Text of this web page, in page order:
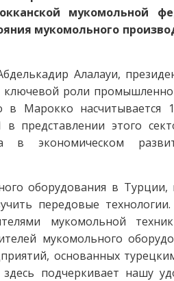
мукомольной
мукомольного
Алалауи,
ключевой роли
Марокко насчитывается
в представлении этого
в экономическом
оборудования в Турции,
передовые
мукомольной
мукомольного
основанных
подчеркивает нашу